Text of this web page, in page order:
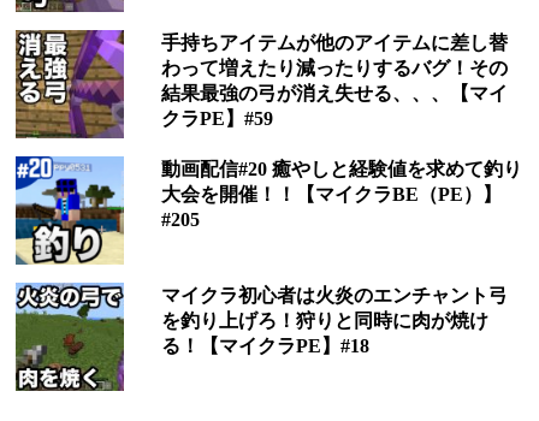
手持ちアイテムが他のアイテムに差し替
わって増えたり減ったりするバグ！その
結果最強の弓が消え失せる、、、【マイ
クラPE】#59
動画配信#20 癒やしと経験値を求めて釣り
大会を開催！！【マイクラBE（PE）】
#205
マイクラ初心者は火炎のエンチャント弓
を釣り上げろ！狩りと同時に肉が焼け
る！【マイクラPE】#18